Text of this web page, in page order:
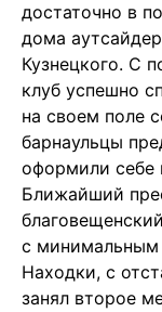
достаточно в
дома
Кузнецкого. С
клуб успешно
на своем поле
барнаульцы
оформили себе
Ближайший
с минимальным
Находки, с
занял второе